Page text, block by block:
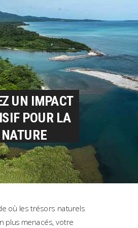
UN IMPACT
POUR LA
NATURE
où lestrésors naturels
plus menacés, votre